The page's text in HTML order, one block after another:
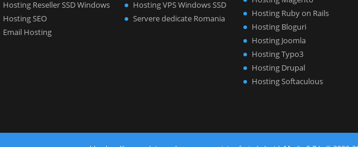
Hosting Reseller SSD Windows
Hosting SEO
Email Hosting
Hosting VPS Windows SSD
Servere dedicate Romania
Hosting Ruby on Rails
Hosting Bloguri
Hosting Joomla
Hosting Typo3
Hosting Drupal
Hosting Softaculous